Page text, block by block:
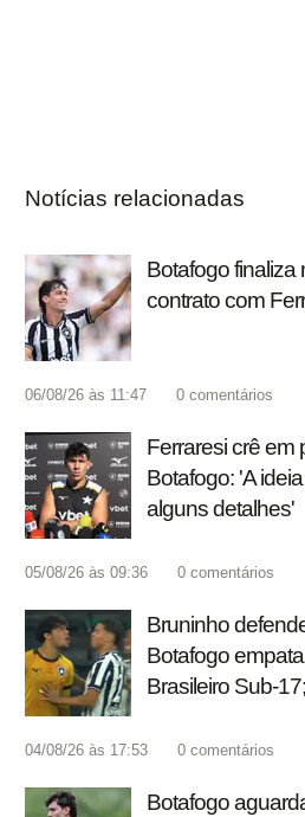
Notícias relacionadas
Botafogo
contrato com
06/08/26 às 11:47 0 comentários
Ferraresi crê em
Botafogo: 'A
alguns detalhes'
05/08/26 às 09:36 0 comentários
Bruninho
Botafogo
Brasileiro Sub-
04/08/26 às 17:53 0 comentários
Botafogo